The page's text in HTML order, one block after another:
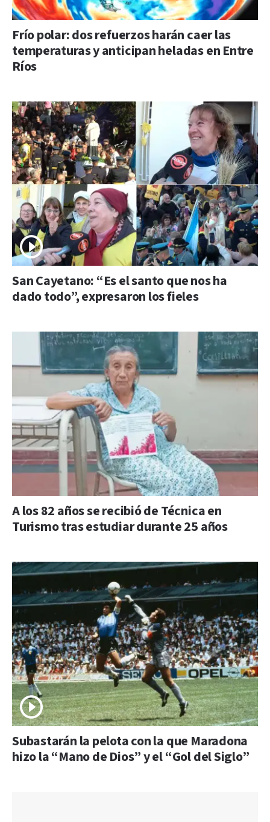
Frío polar: dos refuerzos harán caer las
temperaturas y anticipan heladas en Entre
Ríos
San Cayetano: “Es el santo que nos ha
dado todo”, expresaron los fieles
A los 82 años se recibió de Técnica en
Turismo tras estudiar durante 25 años
Subastarán la pelota con la que Maradona
hizo la “Mano de Dios” y el “Gol del Siglo”